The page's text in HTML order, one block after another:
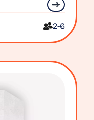
2-6